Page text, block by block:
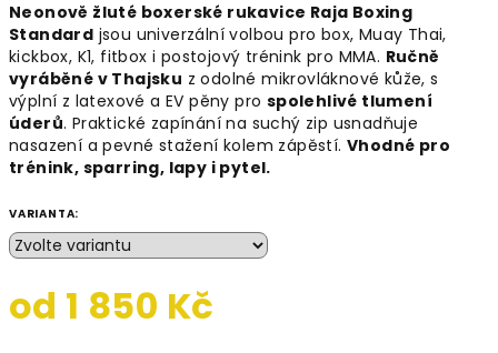
Neonově žluté boxerské rukavice Raja Boxing
Standard jsou univerzální volbou pro box, Muay Thai,
kickbox, K1, fitbox i postojový trénink pro MMA. Ručně
vyráběné v Thajsku z odolné mikrovláknové kůže, s
výplní z latexové a EV pěny pro spolehlivé tlumení
úderů. Praktické zapínání na suchý zip usnadňuje
nasazení a pevné stažení kolem zápěstí. Vhodné pro
trénink, sparring, lapy i pytel.
VARIANTA:
od 1 850 Kč